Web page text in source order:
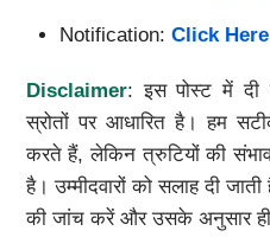
Notification: Click Here
Disclaimer: इस पोस्ट में दी
स्रोतों पर आधारित है। हम
करते हैं, लेकिन त्रुटियों की
है। उम्मीदवारों को सलाह दी
की जांच करें और उसके अनुसार